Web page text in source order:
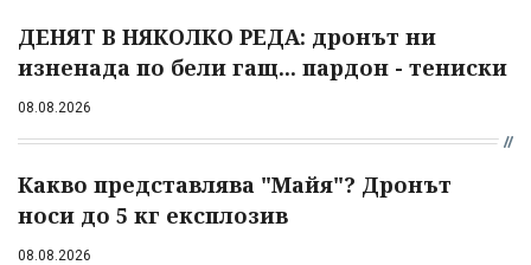
ДЕНЯТ В НЯКОЛКО РЕДА: дронът ни
изненада по бели гащ... пардон - тениски
08.08.2026
Какво представлява "Майя"? Дронът
носи до 5 кг експлозив
08.08.2026